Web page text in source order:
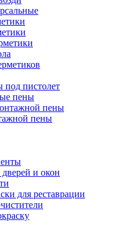
пистолет
пены
пены
пены
и окон
для реставрации